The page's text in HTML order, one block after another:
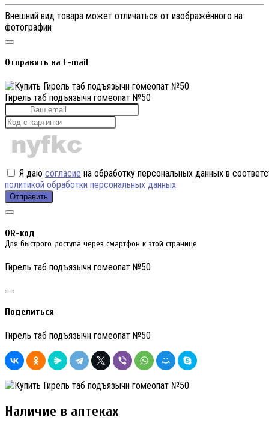
Внешний вид товара может отличаться от изображённого на
фотографии
Отправить на E-mail
Гирель таб подъязычн гомеопат №50
Я даю согласие на обработку персональных данных в
политикой обработки персональных данных
Отправить
QR-код
Для быстрого доступа через смартфон к этой странице
Гирель таб подъязычн гомеопат №50
Поделиться
Гирель таб подъязычн гомеопат №50
Наличие в аптеках